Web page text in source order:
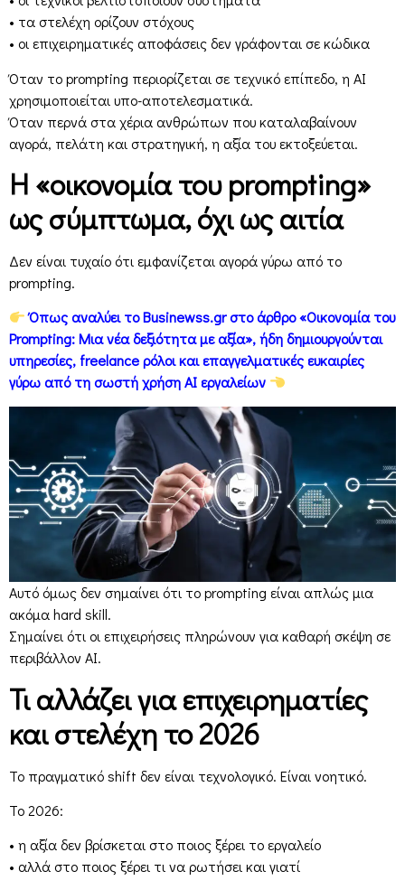
• τα στελέχη ορίζουν στόχους
• οι επιχειρηματικές αποφάσεις δεν γράφονται σε κώδικα
Όταν το prompting περιορίζεται σε τεχνικό επίπεδο, η AI
χρησιμοποιείται υπο-αποτελεσματικά.
Όταν περνά στα χέρια ανθρώπων που καταλαβαίνουν
αγορά, πελάτη και στρατηγική, η αξία του εκτοξεύεται.
Η «οικονομία του prompting»
ως σύμπτωμα, όχι ως αιτία
Δεν είναι τυχαίο ότι εμφανίζεται αγορά γύρω από το
prompting.
Όπως αναλύει το Businewss.gr στο άρθρο «Οικονομία του
Prompting: Μια νέα δεξιότητα με αξία», ήδη δημιουργούνται
υπηρεσίες, freelance ρόλοι και επαγγελματικές ευκαιρίες
γύρω από τη σωστή χρήση AI εργαλείων
Αυτό όμως δεν σημαίνει ότι το prompting είναι απλώς μια
ακόμα hard skill.
Σημαίνει ότι οι επιχειρήσεις πληρώνουν για καθαρή σκέψη σε
περιβάλλον AI.
Τι αλλάζει για επιχειρηματίες
και στελέχη το 2026
Το πραγματικό shift δεν είναι τεχνολογικό. Είναι νοητικό.
Το 2026:
• η αξία δεν βρίσκεται στο ποιος ξέρει το εργαλείο
• αλλά στο ποιος ξέρει τι να ρωτήσει και γιατί